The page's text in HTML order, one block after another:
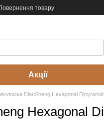
товару
Акції
DianSheng Hexagonal Dipyramid
Hexagonal